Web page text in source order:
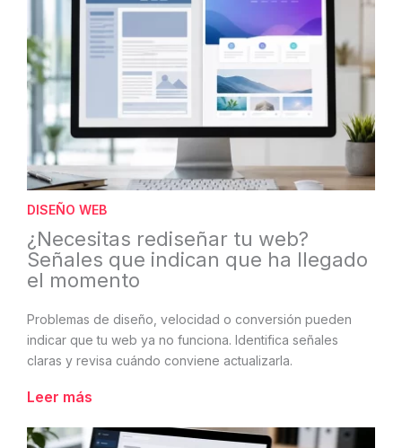
DISEÑO WEB
¿Necesitas rediseñar tu web?
Señales que indican que ha llegado
el momento
Problemas de diseño, velocidad o conversión pueden
indicar que tu web ya no funciona. Identifica señales
claras y revisa cuándo conviene actualizarla.
Leer más